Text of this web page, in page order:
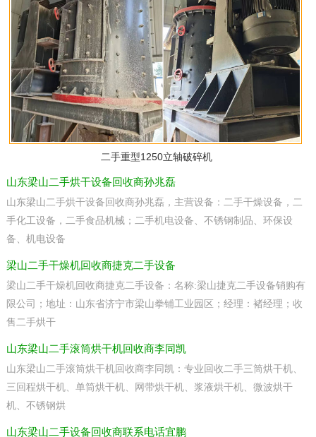
二手重型1250立轴破碎机
山东梁山二手烘干设备回收商孙兆磊
山东梁山二手烘干设备回收商孙兆磊，主营设备：二手干燥设备，二
手化工设备，二手食品机械；二手机电设备、不锈钢制品、环保设
备、机电设备
梁山二手干燥机回收商捷克二手设备
梁山二手干燥机回收商捷克二手设备：名称:梁山捷克二手设备销购有
限公司；地址：山东省济宁市梁山拳铺工业园区；经理：褚经理；收
售二手烘干
山东梁山二手滚筒烘干机回收商李同凯
山东梁山二手滚筒烘干机回收商李同凯：专业回收二手三筒烘干机、
三回程烘干机、单筒烘干机、网带烘干机、浆液烘干机、微波烘干
机、不锈钢烘
山东梁山二手设备回收商联系电话宜鹏